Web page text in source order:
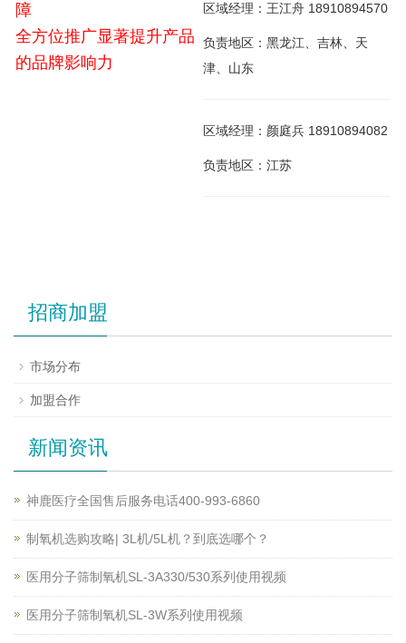
障
全方位推广显著提升产品
的品牌影响力
区域经理：王江舟 18910894570
负责地区：黑龙江、吉林、天
津、山东
区域经理：颜庭兵 18910894082
负责地区：江苏
招商加盟
市场分布
加盟合作
新闻资讯
神鹿医疗全国售后服务电话400-993-6860
制氧机选购攻略| 3L机/5L机？到底选哪个？
医用分子筛制氧机SL-3A330/530系列使用视频
医用分子筛制氧机SL-3W系列使用视频